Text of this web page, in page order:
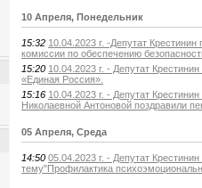
10 Апреля, Понедельник
15:32 10.04.2023 г. -Депутат
комиссии по обеспечению
15:20 10.04.2023 г. - Депутат
«Единая Россия».
15:16 10.04.2023 г. - Депутат
Николаевной Антоновой поздравили
05 Апреля, Среда
14:50 05.04.2023 г. - Депутат
тему"Профилактика